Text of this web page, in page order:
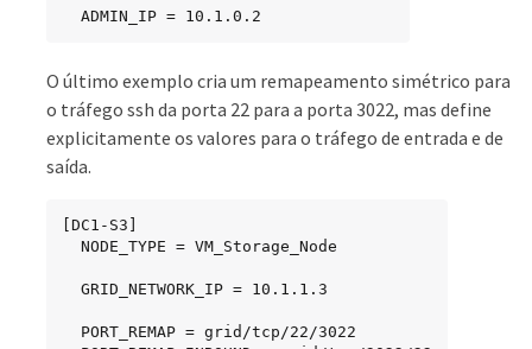
  ADMIN_IP = 10.1.0.2
O último exemplo cria um remapeamento simétrico para
o tráfego ssh da porta 22 para a porta 3022, mas define
explicitamente os valores para o tráfego de entrada e de
saída.
[DC1-S3]